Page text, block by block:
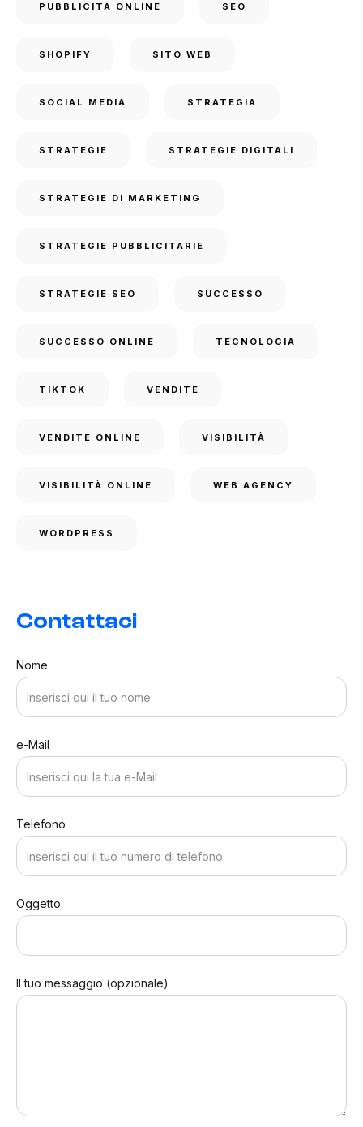
PUBBLICITÀ ONLINE SEO
SHOPIFY SITO WEB
SOCIAL MEDIA STRATEGIA
STRATEGIE STRATEGIE DIGITALI
STRATEGIE DI MARKETING
STRATEGIE PUBBLICITARIE
STRATEGIE SEO SUCCESSO
SUCCESSO ONLINE TECNOLOGIA
TIKTOK VENDITE
VENDITE ONLINE VISIBILITÀ
VISIBILITÀ ONLINE WEB AGENCY
WORDPRESS
Contattaci
Nome
e-Mail
Telefono
Oggetto
Il tuo messaggio (opzionale)